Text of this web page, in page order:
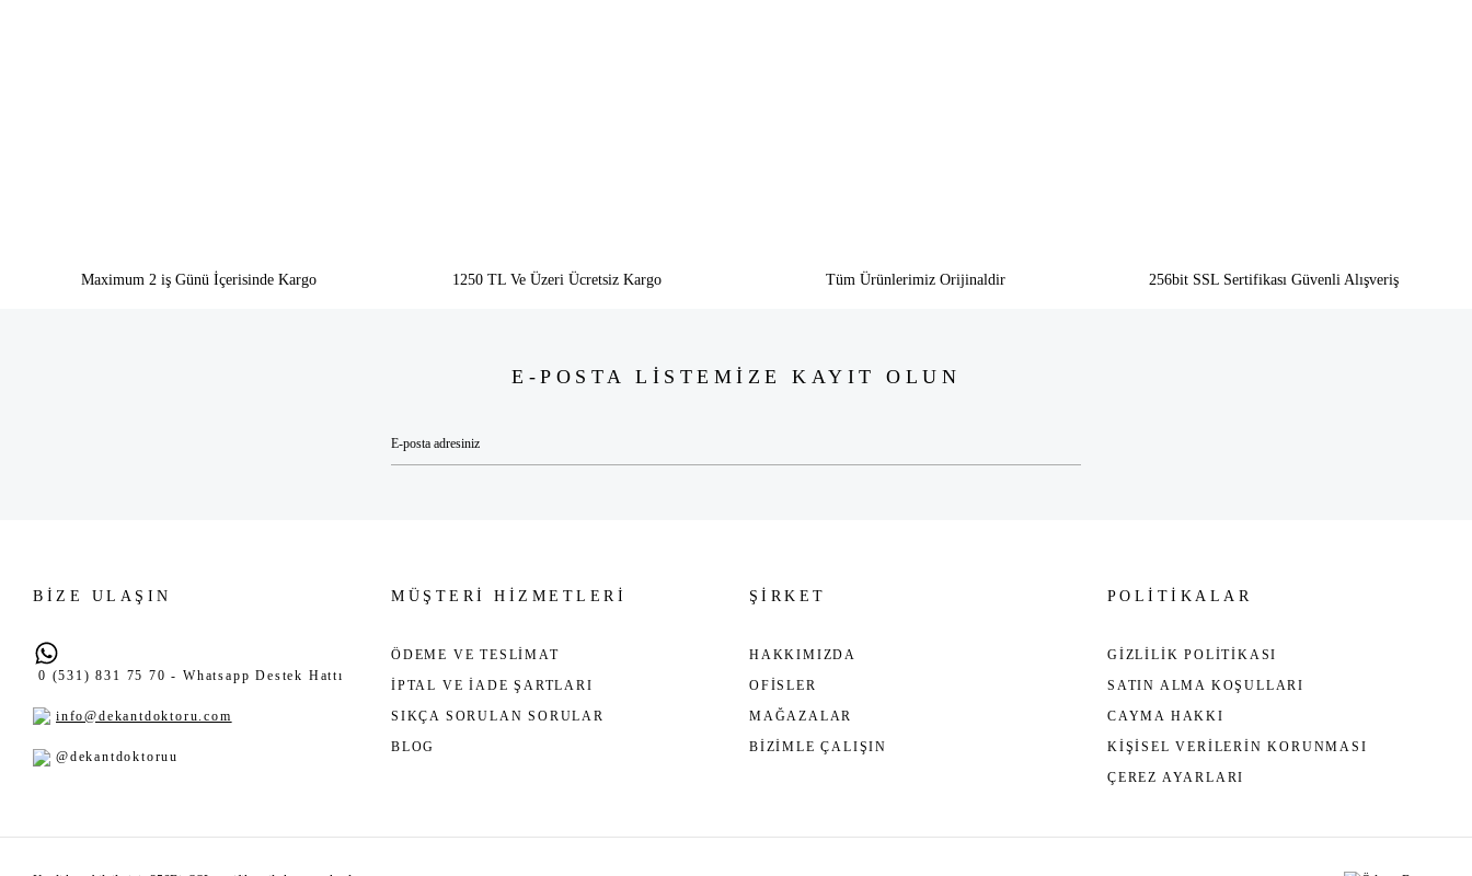
Maximum 2 iş Günü İçerisinde Kargo 1250 TL Ve Üzeri Ücretsiz Kargo Tüm Ürünlerimiz Orijinaldir 256bit SSL Sertifikası Güvenli Alışveriş
E-POSTA LİSTEMİZE KAYIT OLUN
BİZE ULAŞIN
0 (531) 831 75 70 - Whatsapp Destek Hattı
info@dekantdoktoru.com
@dekantdoktoruu
MÜŞTERİ HİZMETLERİ
ÖDEME VE TESLİMAT
İPTAL VE İADE ŞARTLARI
SIKÇA SORULAN SORULAR
BLOG
ŞİRKET
HAKKIMIZDA
OFİSLER
MAĞAZALAR
BİZİMLE ÇALIŞIN
POLİTİKALAR
GİZLİLİK POLİTİKASI
SATIN ALMA KOŞULLARI
CAYMA HAKKI
KİŞİSEL VERİLERİN KORUNMASI
ÇEREZ AYARLARI